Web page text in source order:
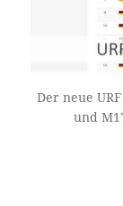
Der neue
und